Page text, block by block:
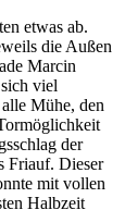
etwas ab.
die Außen
Marcin
viel
Mühe, den
der
Friauf. Dieser
mit vollen
Halbzeit